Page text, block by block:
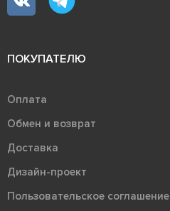
ПОКУПАТЕЛЮ
Оплата
Обмен и возврат
Доставка
Дизайн-проект
Пользовательское соглашение